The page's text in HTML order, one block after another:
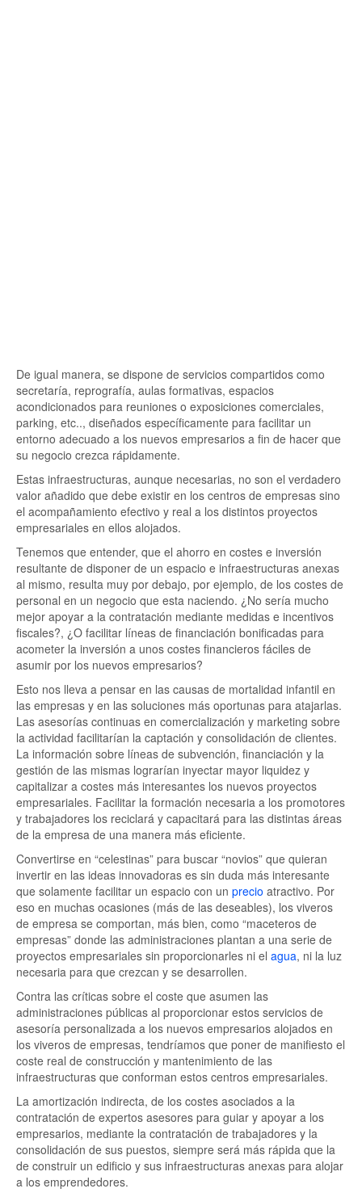
De igual manera, se dispone de servicios compartidos como
secretaría, reprografía, aulas formativas, espacios
acondicionados para reuniones o exposiciones comerciales,
parking, etc.., diseñados específicamente para facilitar un
entorno adecuado a los nuevos empresarios a fin de hacer que
su negocio crezca rápidamente.
Estas infraestructuras, aunque necesarias, no son el verdadero
valor añadido que debe existir en los centros de empresas sino
el acompañamiento efectivo y real a los distintos proyectos
empresariales en ellos alojados.
Tenemos que entender, que el ahorro en costes e inversión
resultante de disponer de un espacio e infraestructuras anexas
al mismo, resulta muy por debajo, por ejemplo, de los costes de
personal en un negocio que esta naciendo. ¿No sería mucho
mejor apoyar a la contratación mediante medidas e incentivos
fiscales?, ¿O facilitar líneas de financiación bonificadas para
acometer la inversión a unos costes financieros fáciles de
asumir por los nuevos empresarios?
Esto nos lleva a pensar en las causas de mortalidad infantil en
las empresas y en las soluciones más oportunas para atajarlas.
Las asesorías continuas en comercialización y marketing sobre
la actividad facilitarían la captación y consolidación de clientes.
La información sobre líneas de subvención, financiación y la
gestión de las mismas lograrían inyectar mayor liquidez y
capitalizar a costes más interesantes los nuevos proyectos
empresariales. Facilitar la formación necesaria a los promotores
y trabajadores los reciclará y capacitará para las distintas áreas
de la empresa de una manera más eficiente.
Convertirse en “celestinas” para buscar “novios” que quieran
invertir en las ideas innovadoras es sin duda más interesante
que solamente facilitar un espacio con un precio atractivo. Por
eso en muchas ocasiones (más de las deseables), los viveros
de empresa se comportan, más bien, como “maceteros de
empresas” donde las administraciones plantan a una serie de
proyectos empresariales sin proporcionarles ni el agua, ni la luz
necesaria para que crezcan y se desarrollen.
Contra las críticas sobre el coste que asumen las
administraciones públicas al proporcionar estos servicios de
asesoría personalizada a los nuevos empresarios alojados en
los viveros de empresas, tendríamos que poner de manifiesto el
coste real de construcción y mantenimiento de las
infraestructuras que conforman estos centros empresariales.
La amortización indirecta, de los costes asociados a la
contratación de expertos asesores para guiar y apoyar a los
empresarios, mediante la contratación de trabajadores y la
consolidación de sus puestos, siempre será más rápida que la
de construir un edificio y sus infraestructuras anexas para alojar
a los emprendedores.